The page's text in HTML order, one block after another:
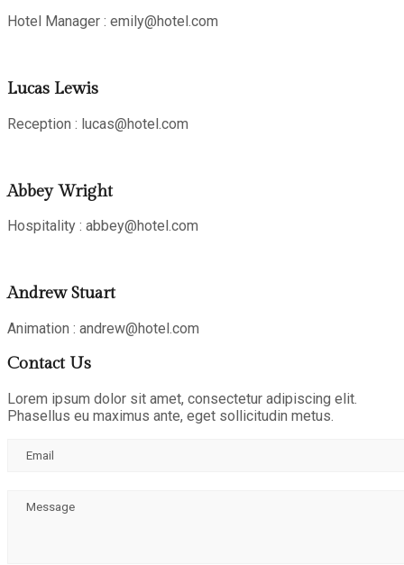
Hotel Manager : emily@hotel.com
Lucas Lewis
Reception : lucas@hotel.com
Abbey Wright
Hospitality : abbey@hotel.com
Andrew Stuart
Animation : andrew@hotel.com
Contact Us
Lorem ipsum dolor sit amet, consectetur adipiscing elit.
Phasellus eu maximus ante, eget sollicitudin metus.